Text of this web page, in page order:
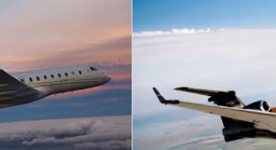
Reichweite (km)